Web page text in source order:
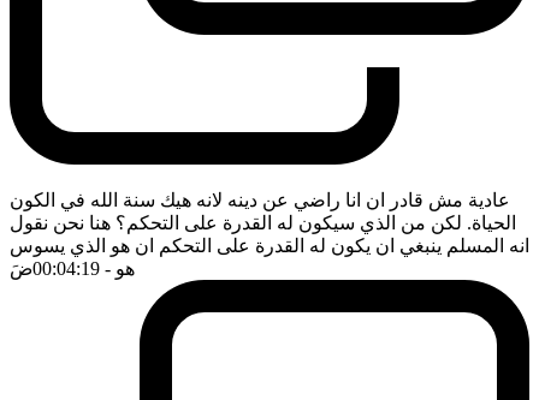
عادية مش قادر ان انا راضي عن دينه لانه هيك سنة الله في الكون
الحياة. لكن من الذي سيكون له القدرة على التحكم؟ هنا نحن نقول
انه المسلم ينبغي ان يكون له القدرة على التحكم ان هو الذي يسوس
هو - 00:04:19 ضَ